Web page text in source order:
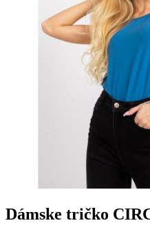
Dámske tričko